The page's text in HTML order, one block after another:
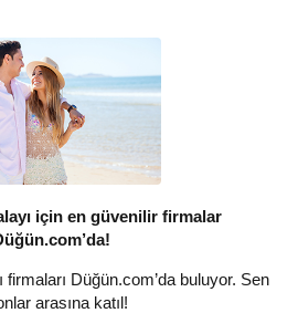
için en güvenilir firmalar
firmaları Düğün.com’da buluyor. Sen
arasına katıl!